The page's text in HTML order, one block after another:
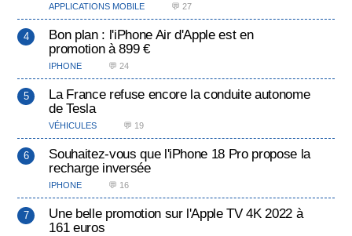
APPLICATIONS MOBILE 💬 27
Bon plan : l'iPhone Air d'Apple est en
promotion à 899 €
IPHONE 💬 24
La France refuse encore la conduite autonome
de Tesla
VÉHICULES 💬 19
Souhaitez-vous que l'iPhone 18 Pro propose la
recharge inversée
IPHONE 💬 16
Une belle promotion sur l'Apple TV 4K 2022 à
161 euros